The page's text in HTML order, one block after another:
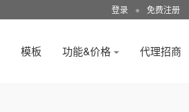
登录 ● 免费注册
模板 功能&价格 代理招商